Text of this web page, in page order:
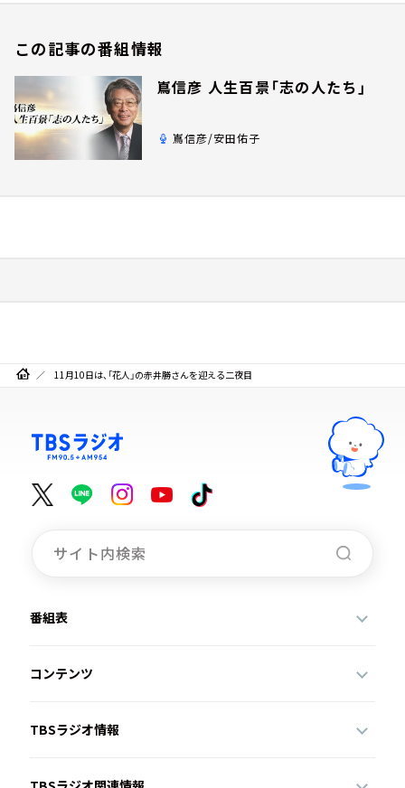
この記事の番組情報
嶌信彦 人生百景「志の人たち」
嶌信彦/安田佑子
11月10日は、「花人」の赤井勝さんを迎える二夜目
番組表
コンテンツ
TBSラジオ情報